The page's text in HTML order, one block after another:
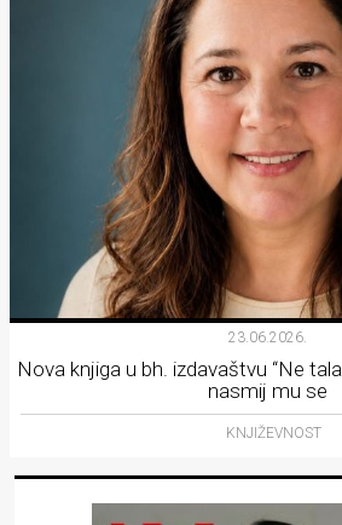
23.06.2026.
Nova knjiga u bh. izdavaštvu “Ne
nasmij mu se
KNJIŽEVNOST